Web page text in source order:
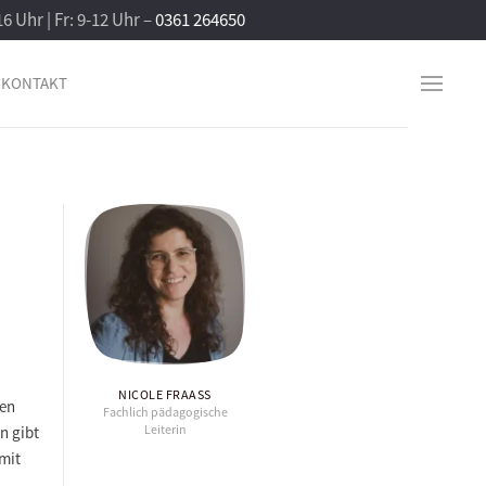
Uhr | Fr: 9-12 Uhr –0361 264650
KONTAKT
gibt
NICOLE FRAASS
Fachlich pädagogische
Leiterin